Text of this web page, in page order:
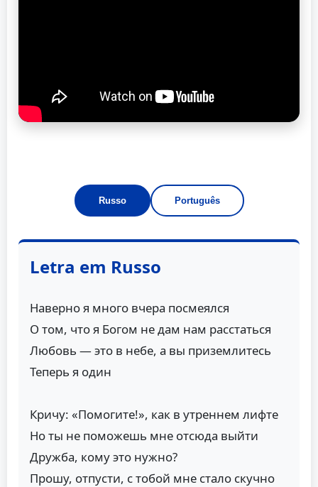
Russo Português
Letra em Russo
Наверно я много вчера посмеялся
О том, что я Богом не дам нам расстаться
Любовь — это в небе, а вы приземлитесь
Теперь я один
Кричу: «Помогите!», как в утреннем лифте
Но ты не поможешь мне отсюда выйти
Дружба, кому это нужно?
Прошу, отпусти, с тобой мне стало скучно